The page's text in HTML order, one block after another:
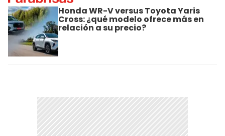
Honda WR-V versus Toyota Yaris
Cross: ¿qué modelo ofrece más en
relación a su precio?